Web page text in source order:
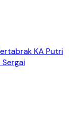
KA Putri
Sergai